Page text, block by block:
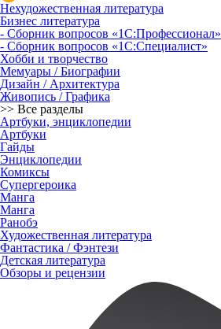
Нехудожественная литература
Бизнес литература
- Сборник вопросов «1С:Профессионал»
- Сборник вопросов «1С:Специалист»
Хобби и творчество
Мемуары / Биографии
Дизайн / Архитектура
Живопись / Графика
>> Все разделы
Артбуки, энциклопедии
Артбуки
Гайды
Энциклопедии
Комиксы
Супергероика
Манга
Манга
Ранобэ
Художественная литература
Фантастика / Фэнтези
Детская литература
Обзоры и рецензии